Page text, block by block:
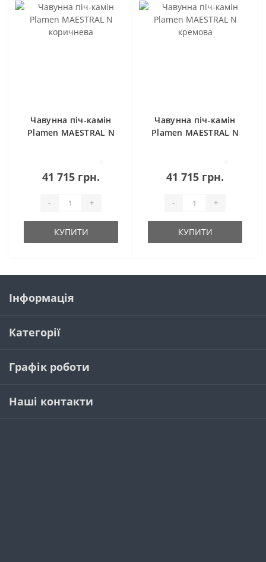
Чавунна піч-камін
Plamen MAESTRAL N
41 715 грн.
- +
КУПИТИ
Чавунна піч-камін
Plamen MAESTRAL N
41 715 грн.
- +
КУПИТИ
Інформація
Категорії
Графік роботи
Наші контакти